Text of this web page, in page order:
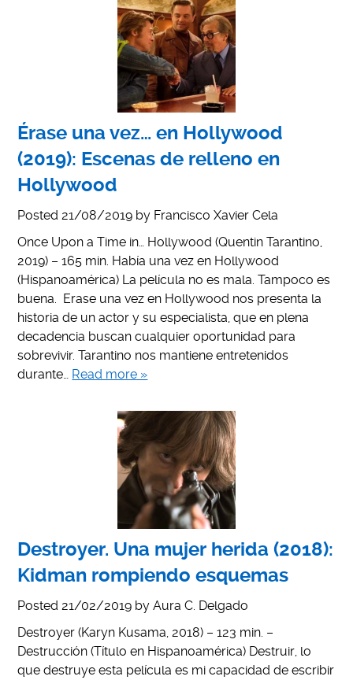
Érase una vez… en Hollywood
(2019): Escenas de relleno en
Hollywood
Posted 21/08/2019 by Francisco Xavier Cela
Once Upon a Time in… Hollywood (Quentin Tarantino,
2019) – 165 min. Había una vez en Hollywood
(Hispanoamérica) La película no es mala. Tampoco es
buena. Erase una vez en Hollywood nos presenta la
historia de un actor y su especialista, que en plena
decadencia buscan cualquier oportunidad para
sobrevivir. Tarantino nos mantiene entretenidos
durante… Read more »
Destroyer. Una mujer herida (2018):
Kidman rompiendo esquemas
Posted 21/02/2019 byAura C. Delgado
Destroyer (Karyn Kusama, 2018) – 123 min. –
Destrucción (Título en Hispanoamérica) Destruir, lo
que destruye esta película es mi capacidad de escribir